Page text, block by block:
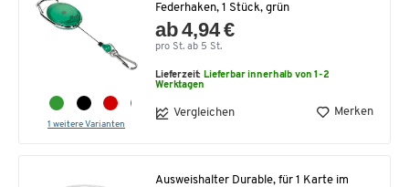
1 weitere Varianten
Federhaken, 1 Stück, grün
ab 4,94 €
pro St. ab 5 St.
Lieferzeit: Lieferbar innerhalb von 1-2
Werktagen
Vergleichen Merken
Ausweishalter Durable, für 1 Karte im